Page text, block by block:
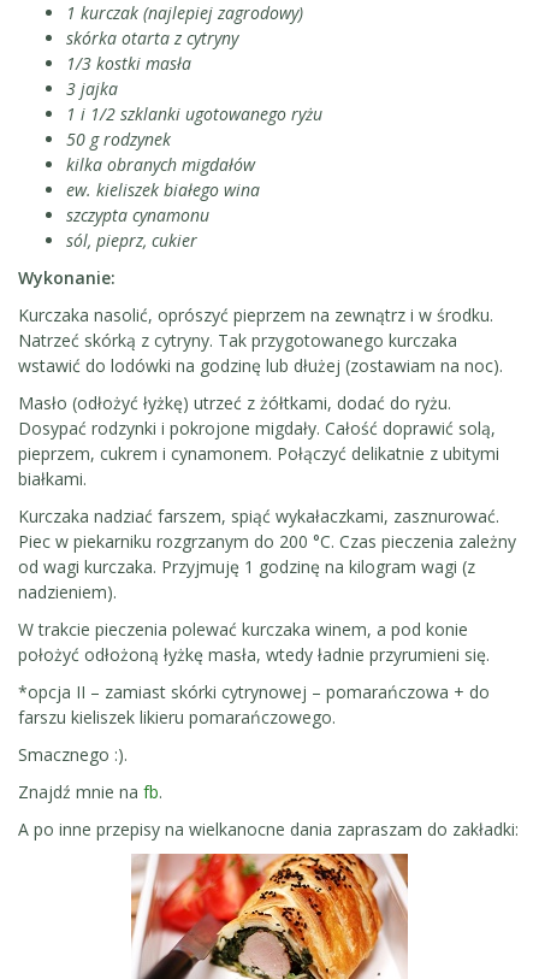
1 kurczak (najlepiej zagrodowy)
skórka otarta z cytryny
1/3 kostki masła
3 jajka
1 i 1/2 szklanki ugotowanego ryżu
50 g rodzynek
kilka obranych migdałów
ew. kieliszek białego wina
szczypta cynamonu
sól, pieprz, cukier
Wykonanie:
Kurczaka nasolić, oprószyć pieprzem na zewnątrz i w środku.
Natrzeć skórką z cytryny. Tak przygotowanego kurczaka
wstawić do lodówki na godzinę lub dłużej (zostawiam na noc).
Masło (odłożyć łyżkę) utrzeć z żółtkami, dodać do ryżu.
Dosypać rodzynki i pokrojone migdały. Całość doprawić solą,
pieprzem, cukrem i cynamonem. Połączyć delikatnie z ubitymi
białkami.
Kurczaka nadziać farszem, spiąć wykałaczkami, zasznurować.
Piec w piekarniku rozgrzanym do 200 °C. Czas pieczenia zależny
od wagi kurczaka. Przyjmuję 1 godzinę na kilogram wagi (z
nadzieniem).
W trakcie pieczenia polewać kurczaka winem, a pod konie
położyć odłożoną łyżkę masła, wtedy ładnie przyrumieni się.
*opcja II – zamiast skórki cytrynowej – pomarańczowa + do
farszu kieliszek likieru pomarańczowego.
Smacznego :).
Znajdź mnie na fb.
A po inne przepisy na wielkanocne dania zapraszam do zakładki: